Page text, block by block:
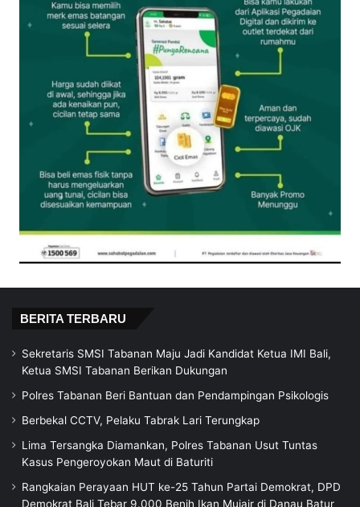
BERITA TERBARU
Sekretaris SMSI Tabanan Maju Jadi Kandidat Ketua IMI Bali,
Ketua SMSI Tabanan Berikan Dukungan
Polres Tabanan Beri Bantuan dan Pendampingan Psikologis
Berbekal CCTV, Pelaku Tabrak Lari Terungkap
Lima Tersangka Diamankan, Polres Tabanan Usut Tuntas
Kasus Pengeroyokan Maut di Baturiti
Rangkaian Perayaan HUT ke-25 Tahun Partai Demokrat, DPD
Demokrat Bali Tebar 9.000 Benih Ikan Mujair di Danau Batur